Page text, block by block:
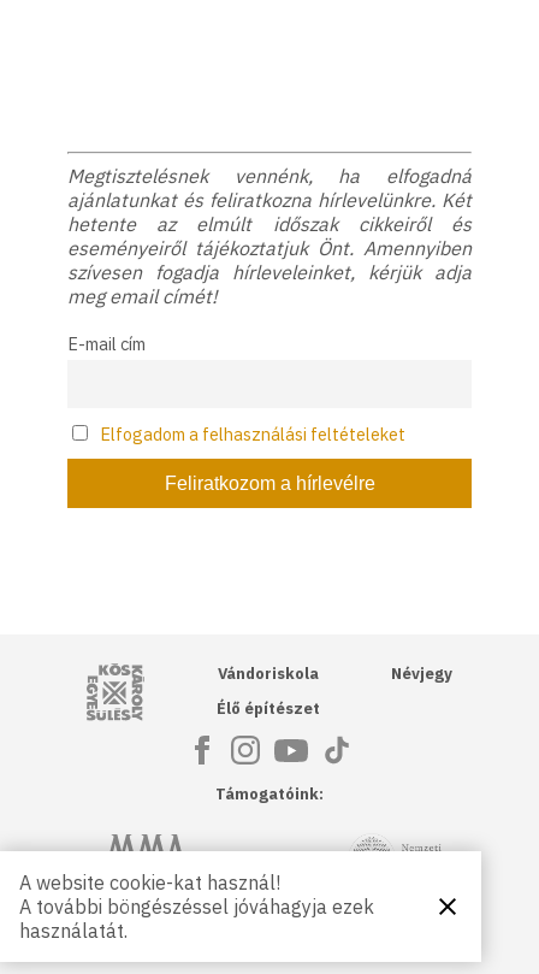
Megtisztelésnek vennénk, ha elfogadná
ajánlatunkat és feliratkozna hírlevelünkre. Két
hetente az elmúlt időszak cikkeiről és
eseményeiről tájékoztatjuk Önt. Amennyiben
szívesen fogadja hírleveleinket, kérjük adja
meg email címét!
E-mail cím
Elfogadom a felhasználási feltételeket
Kós Károly Egyesülés
Vándoriskola
Élő építészet
Névjegy
Támogatóink:
Magyar Művészeti Akadémia NKA
Petőfi Kulturális Ügynökség
A website cookie-kat használ!
A további böngészéssel jóváhagyja ezek
használatát.
Bezárás